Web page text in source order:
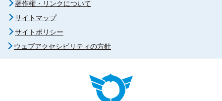
著作権・リンクについて
サイトマップ
サイトポリシー
ウェブアクセシビリティの方針